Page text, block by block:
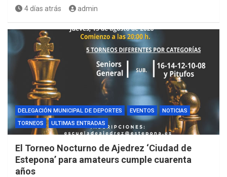
4 días atrás admin
DELEGACIÓN MUNICIPAL DE DEPORTES EVENTOS
NOTICIAS
TORNEOS
ULTIMAS ENTRADAS
El Torneo Nocturno de Ajedrez ‘Ciudad de
Estepona’ para amateurs cumple cuarenta
años